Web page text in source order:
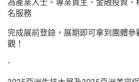
為產業人士、專業買主、金融投資
名服務
完成展前登錄，展期即可拿到團體
觀！
-